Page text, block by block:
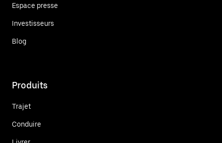
Espace presse
Investisseurs
Blog
Produits
Trajet
Conduire